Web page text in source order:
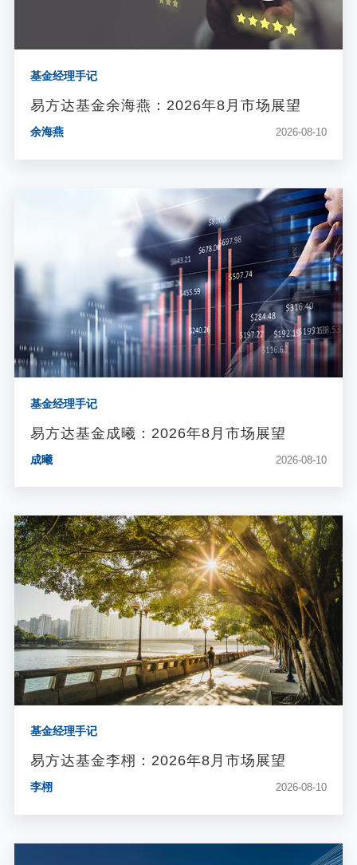
基金经理手记
易方达基金余海燕：2026年8月市场展望
余海燕 2026-08-10
基金经理手记
易方达基金成曦：2026年8月市场展望
成曦 2026-08-10
基金经理手记
易方达基金李栩：2026年8月市场展望
李栩 2026-08-10